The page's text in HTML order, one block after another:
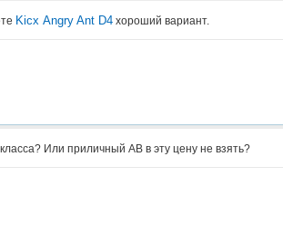
Kicx Angry Ant D4хороший вариант.
Или приличный АВ в эту цену не взять?